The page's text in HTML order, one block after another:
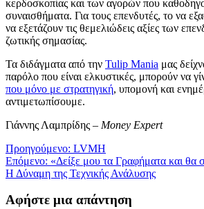
κερδοσκοπίας και των αγορών που
συναισθήματα. Για τους επενδυτές, το να
να εξετάζουν τις θεμελιώδεις αξίες των
ζωτικής σημασίας.
Τα διδάγματα από την Tulip Mania μας
παρόλο που είναι ελκυστικές, μπορούν να
που μόνο με στρατηγική, υπομονή και
αντιμετωπίσουμε.
Γιάννης Λαμπρίδης – Money Expert
Πλοήγηση
άρθρων
Προηγούμενο: LVMH
Επόμενο: «Δείξε μου τα Γραφήματα και θα
Η Δύναμη της Τεχνικής Ανάλυσης
Αφήστε μια απάντηση